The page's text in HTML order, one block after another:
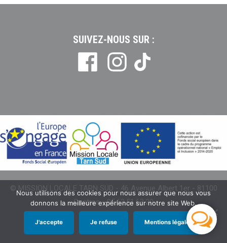
SUIVEZ-NOUS SUR :
Tiktok
© MISSION LOCALE TARN SUD - 46 Avenue Albert 1er - 81100
Castres - 05.63.51.63.20
Nous utilisons des cookies pour nous assurer que nous vous
donnons la meilleure expérience sur notre site Web.
J'accepte Je refuse Mentions légales